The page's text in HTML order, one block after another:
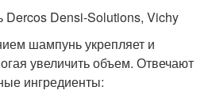
Densi-Solutions, Vichy
шампунь укрепляет и
увеличить объем. Отвечают
ингредиенты: